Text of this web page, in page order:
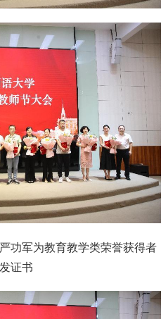
功军为教育教学类荣誉获得者
证书